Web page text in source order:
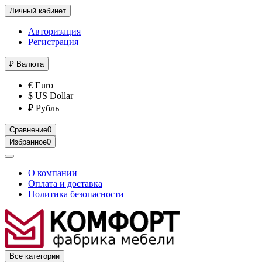
Личный кабинет
Авторизация
Регистрация
₽ Валюта
€ Euro
$ US Dollar
₽ Рубль
Сравнение0
Избранное0
О компании
Оплата и доставка
Политика безопасности
Все категории